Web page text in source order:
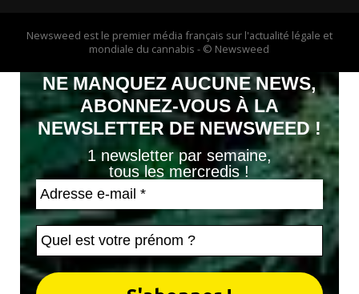
Newsweed est le premier média français sur l'actualité légale et
mondiale du cannabis - © Newsweed
NE MANQUEZ AUCUNE NEWS,
ABONNEZ-VOUS À LA
NEWSLETTER DE NEWSWEED !
1 newsletter par semaine,
tous les mercredis !